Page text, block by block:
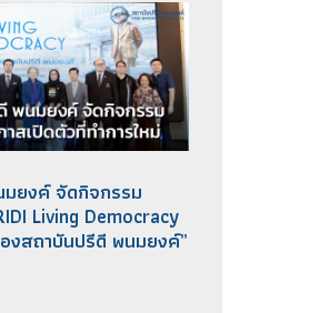
ยงค์ จัดกิจกรรม
Living Democracy
งสถาบันปรีดี พนมยงค์”